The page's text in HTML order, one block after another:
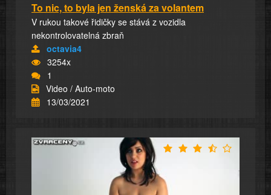
To nic, to byla jen ženská za volantem
V rukou takové řidičky se stává z vozidla
nekontrolovatelná zbraň
octavia4
3254x
1
Video / Auto-moto
13/03/2021